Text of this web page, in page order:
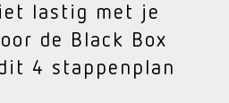
lastig met je
de Black Box
4 stappenplan